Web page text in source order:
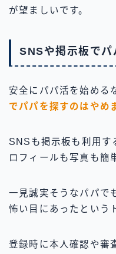
が望ましいです。
SNSや掲示板でパ
安全にパパ活を始める
でパパを探すのはやめ
SNSも掲示板も利用す
ロフィールも写真も簡
一見誠実そうなパパで
怖い目にあったという
登録時に本人確認や審